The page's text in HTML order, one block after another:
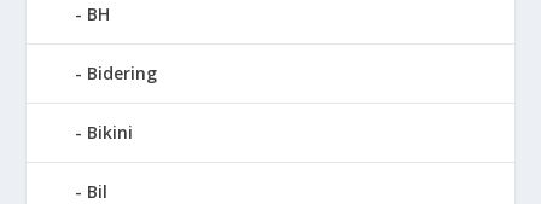
BH
Bidering
Bikini
Bil